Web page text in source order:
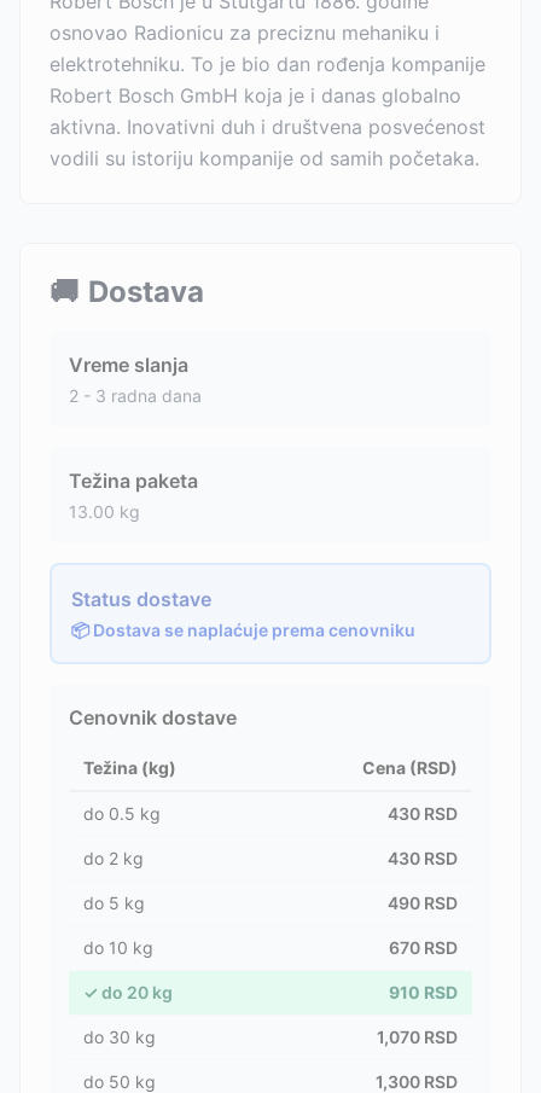
osnovao Radionicu za preciznu mehaniku i
elektrotehniku. To je bio dan rođenja kompanije
Robert Bosch GmbH koja je i danas globalno
aktivna. Inovativni duh i društvena posvećenost
vodili su istoriju kompanije od samih početaka.
🚚 Dostava
Vreme slanja
2 - 3 radna dana
Težina paketa
13.00 kg
Status dostave
📦 Dostava se naplaćuje prema cenovniku
Cenovnik dostave
Težina (kg) Cena (RSD)
do 0.5 kg 430 RSD
do 2 kg 430 RSD
do 5 kg 490 RSD
do 10 kg 670 RSD
✓ do 20 kg 910 RSD
do 30 kg 1,070 RSD
do 50 kg 1,300 RSD